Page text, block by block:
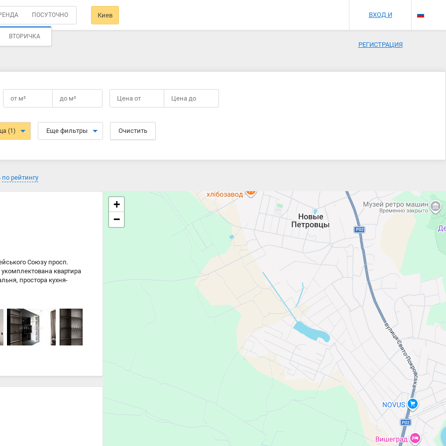
ВТОРИЧКА
ПОСУТОЧНО Киев ВХОД И
РЕГИСТРАЦИЯ
от м² до м² Цена от Цена до
(1) Еще фильтры Очистить
по рейтингу
Союзу просп.
квартира
простора кухня-
Є сховище у
духова шафа, варильна
2 кондиціонери,
обладнаний
територія, охорона та
ТРЦ Retroville, школи,
часом
+
−